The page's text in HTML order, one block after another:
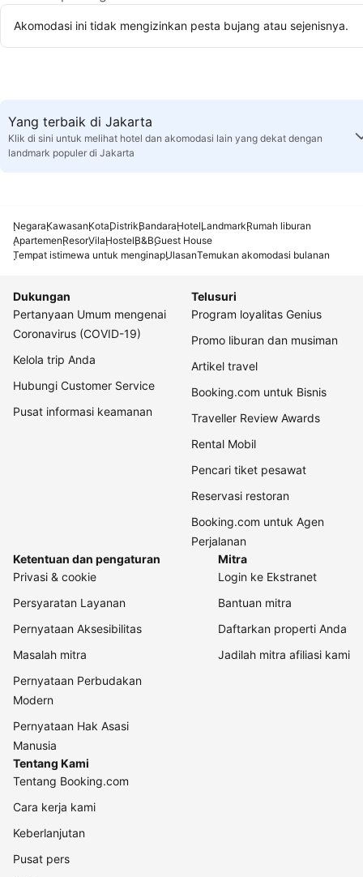
Akomodasi ini tidak mengizinkan pesta bujang atau sejenisnya.
Yang terbaik di Jakarta
Klik di sini untuk melihat hotel dan akomodasi lain yang dekat dengan
landmark populer di Jakarta
NegaraKawasanKotaDistrikBandaraHotelLandmarkRumah liburan
ApartemenResorVilaHostelB&BGuest House
Tempat istimewa untuk menginapUlasanTemukan akomodasi bulanan
Dukungan
Pertanyaan Umum mengenai
Coronavirus (COVID-19)
Kelola trip Anda
Hubungi Customer Service
Pusat informasi keamanan
Telusuri
Program loyalitas Genius
Promo liburan dan musiman
Artikel travel
Booking.com untuk Bisnis
Traveller Review Awards
Rental Mobil
Pencari tiket pesawat
Reservasi restoran
Booking.com untuk Agen
Perjalanan
Ketentuan dan pengaturan
Privasi & cookie
Persyaratan Layanan
Pernyataan Aksesibilitas
Masalah mitra
Pernyataan Perbudakan
Modern
Pernyataan Hak Asasi
Manusia
Mitra
Login ke Ekstranet
Bantuan mitra
Daftarkan properti Anda
Jadilah mitra afiliasi kami
Tentang Kami
Tentang Booking.com
Cara kerja kami
Keberlanjutan
Pusat pers